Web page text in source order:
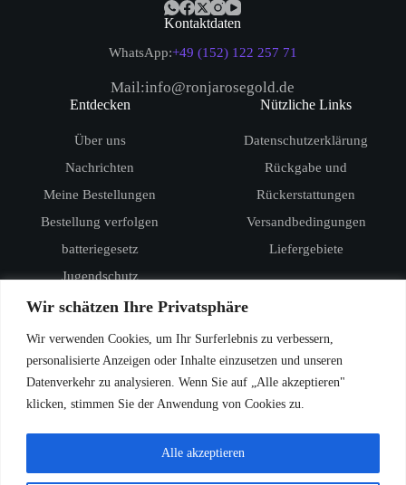
Wir schätzen Ihre Privatsphäre
Wir verwenden Cookies, um Ihr Surferlebnis zu verbessern,
personalisierte Anzeigen oder Inhalte einzusetzen und unseren
Datenverkehr zu analysieren. Wenn Sie auf „Alle akzeptieren"
klicken, stimmen Sie der Anwendung von Cookies zu.
Alle akzeptieren
Kontaktdaten
WhatsApp:+49 (152) 122 257 71
Mail:info@ronjarosegold.de
Entdecken
Über uns
Nachrichten
Meine Bestellungen
Bestellung verfolgen
batteriegesetz
Jugendschutz
Nützliche Links
Datenschutzerklärung
Rückgabe und
Rückerstattungen
Versandbedingungen
Liefergebiete
RandM Digital Box 12000
RandM Tornado 15000
Vozol Star 20000
Vozol Star 40000